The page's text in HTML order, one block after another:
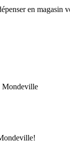
en magasin
Mondeville